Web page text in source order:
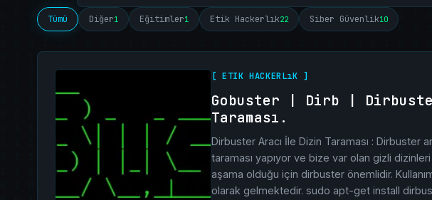
Tümü Diğer1 Eğitimler1 Etik Hackerlık22 Siber Güvenlik10
[ ETIK HACKERLıK ]
Gobuster | Dirb |
Taraması.
Dirbuster Aracı İle Dizin Taraması : Dirbuster
taraması yapıyor ve bize var olan gizli
aşama olduğu için dirbuster önemlidir.
olarak gelmektedir. sudo apt-get install